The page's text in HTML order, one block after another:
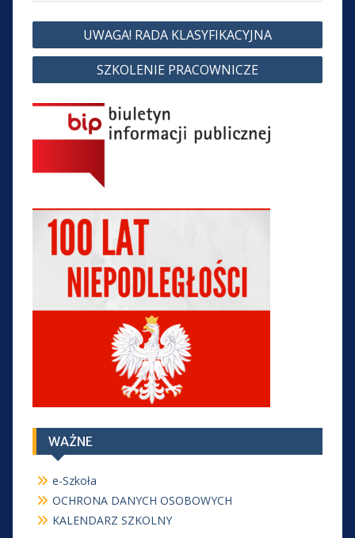
Nawigacja
wpisu
UWAGA! RADA KLASYFIKACYJNA
SZKOLENIE PRACOWNICZE
WAŻNE
e-Szkoła
OCHRONA DANYCH OSOBOWYCH
KALENDARZ SZKOLNY